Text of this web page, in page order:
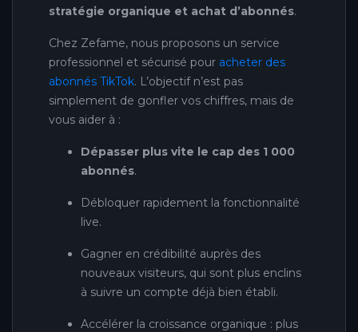
stratégie organique et achat d’abonnés.
Chez Zefame, nous proposons un service
professionnel et sécurisé pour acheter des
abonnés TikTok. L’objectif n’est pas
simplement de gonfler vos chiffres, mais de
vous aider à :
Dépasser plus vite le cap des 1 000
abonnés.
Débloquer rapidement la fonctionnalité
live.
Gagner en crédibilité auprès des
nouveaux visiteurs, qui sont plus enclins
à suivre un compte déjà bien établi.
Accélérer la croissance organique : plus